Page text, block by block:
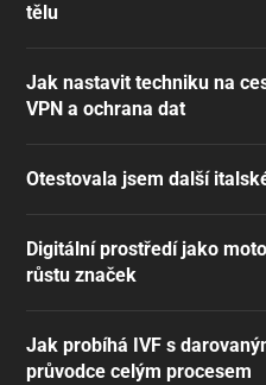
tělu
Jak nastavit techniku na
VPN a ochrana dat
Otestovala jsem další
Digitální prostředí jako
růstu značek
Jak probíhá IVF s
průvodce celým procesem